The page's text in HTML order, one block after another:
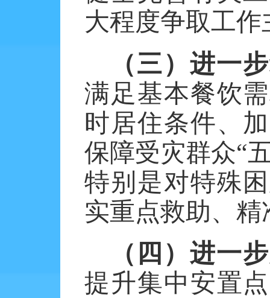
大程度争取工作
（三）进一
满足基本餐饮
时居住条件、
保障受灾群众“
特别是对特殊
实重点救助、
（四）进一
提升集中安置